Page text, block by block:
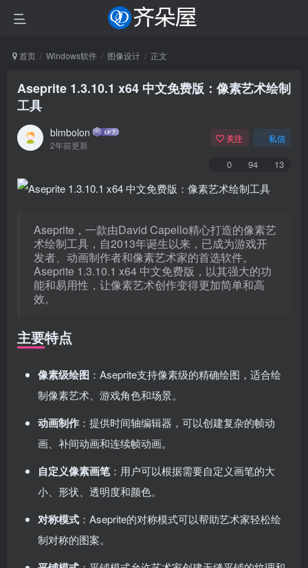
首页 Windows软件 图像设计 正文
Aseprite 1.3.10.1 x64 中文免费版：像素艺术绘制
工具
blmbolon
2年前更新
关注 私信
0 94 13
Aseprite，一款由David Capello精心打造的像素艺
术绘制工具，自2013年诞生以来，已成为游戏开
发者、动画制作者和像素艺术家的首选软件。
Aseprite 1.3.10.1 x64 中文免费版，以其强大的功
能和易用性，让像素艺术创作变得更加简单和高
效。
主要特点
像素级绘图 ：Aseprite支持像素级的精确绘图，适合绘
制像素艺术、游戏角色和场景。
动画制作 ：提供时间轴编辑器，可以创建复杂的帧动
画、补间动画和连续帧动画。
自定义像素画笔：用户可以根据需要自定义画笔的大
小、形状、透明度和颜色。
对称模式 ：Aseprite的对称模式可以帮助艺术家轻松绘
制对称的图案。